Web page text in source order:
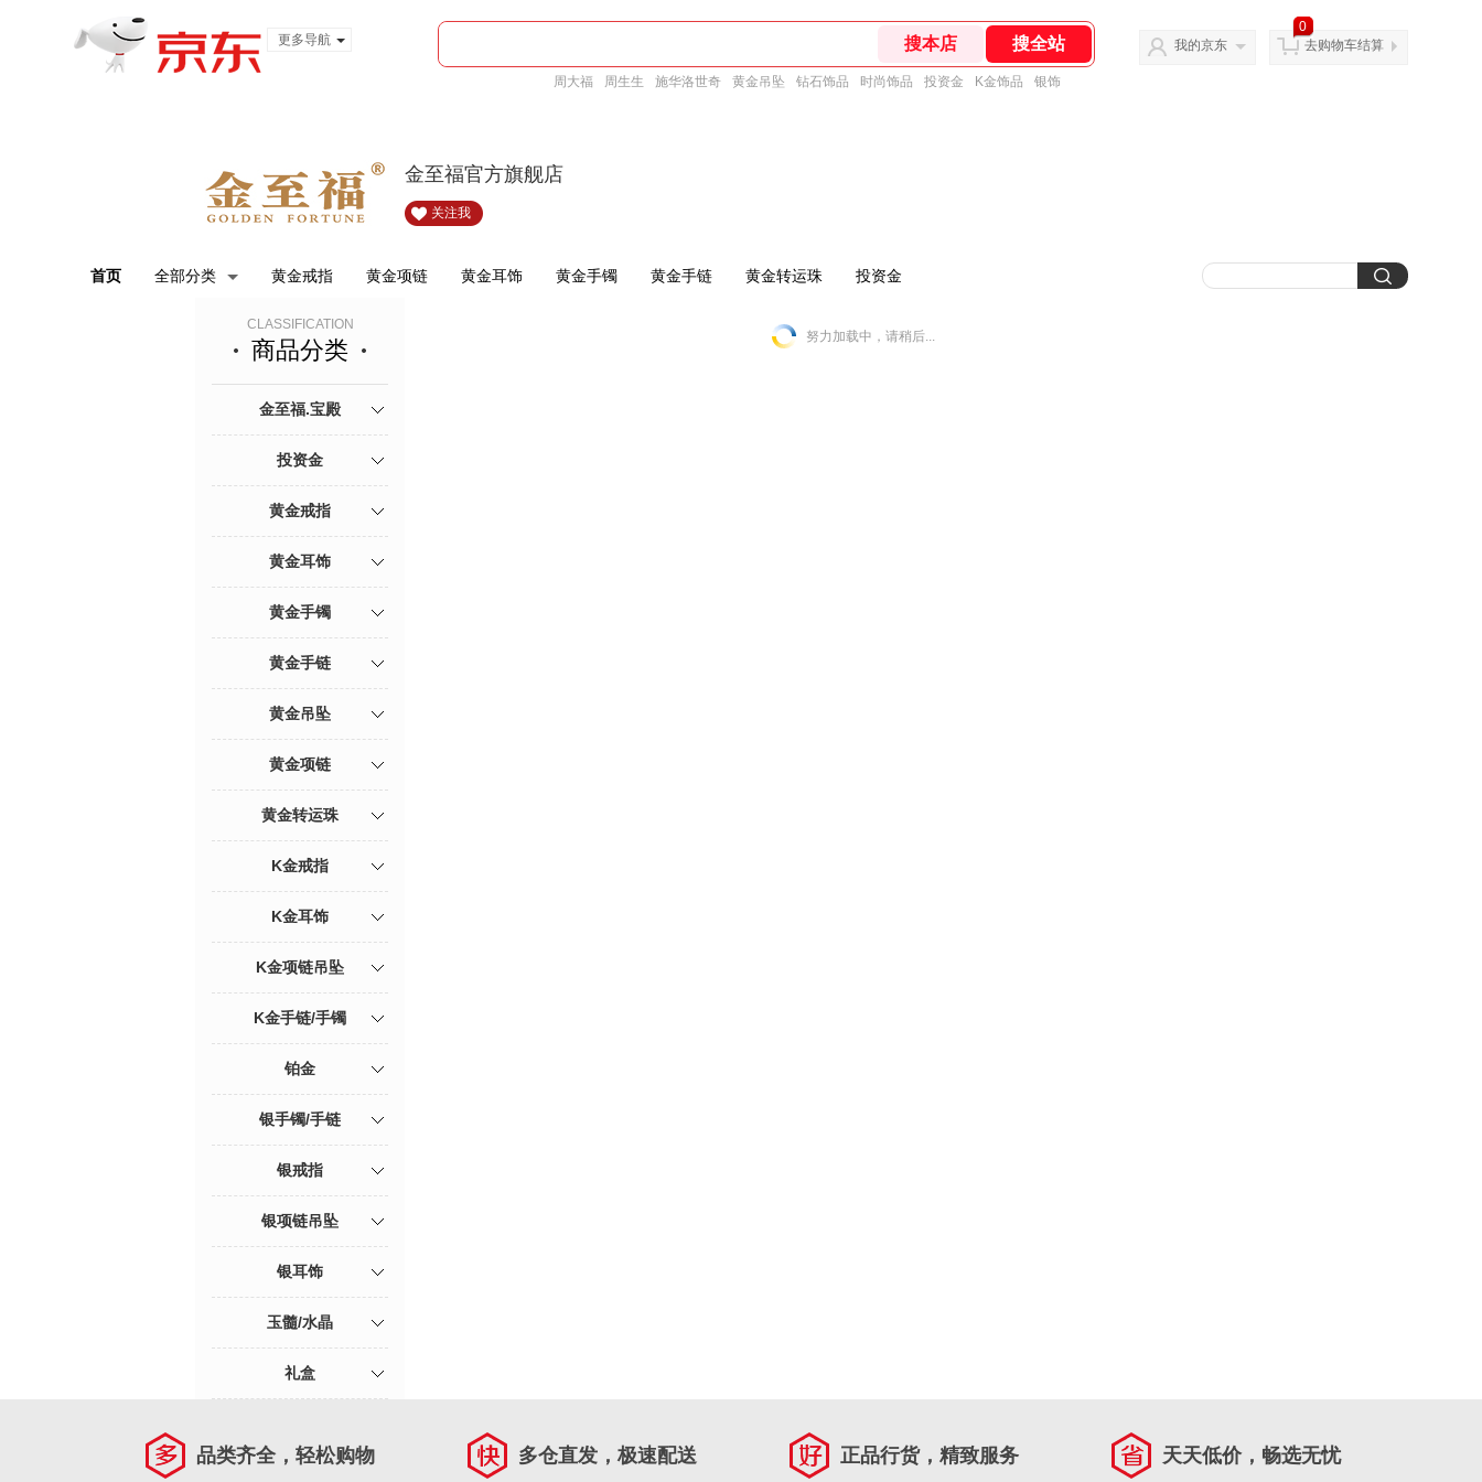
更多导航
周大福 周生生 施华洛世奇 黄金吊坠 钻石饰品 时尚饰品 投资金 K金饰品 银饰
我的京东
0
去购物车结算
金至福官方旗舰店
关注我
首页 全部分类 黄金戒指 黄金项链 黄金耳饰 黄金手镯 黄金手链 黄金转运珠 投资金
CLASSIFICATION
商品分类
金至福.宝殿
投资金
黄金戒指
黄金耳饰
黄金手镯
黄金手链
黄金吊坠
黄金项链
黄金转运珠
K金戒指
K金耳饰
K金项链吊坠
K金手链/手镯
铂金
银手镯/手链
银戒指
银项链吊坠
银耳饰
玉髓/水晶
礼盒
努力加载中，请稍后...
品类齐全，轻松购物 多仓直发，极速配送 正品行货，精致服务 天天低价，畅选无忧